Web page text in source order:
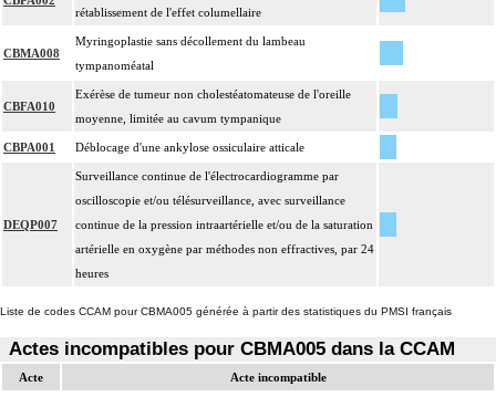
rétablissement de l'effet columellaire
CBMA008
Myringoplastie sans décollement du lambeau
tympanoméatal
CBFA010
Exérèse de tumeur non cholestéatomateuse de l'oreille
moyenne, limitée au cavum tympanique
CBPA001 Déblocage d'une ankylose ossiculaire atticale
DEQP007
Surveillance continue de l'électrocardiogramme par
oscilloscopie et/ou télésurveillance, avec surveillance
continue de la pression intraartérielle et/ou de la saturation
artérielle en oxygène par méthodes non effractives, par 24
heures
Liste de codes CCAM pour CBMA005 générée à partir des statistiques du PMSI français
Actes incompatibles pour CBMA005 dans la CCAM
Acte Acte incompatible